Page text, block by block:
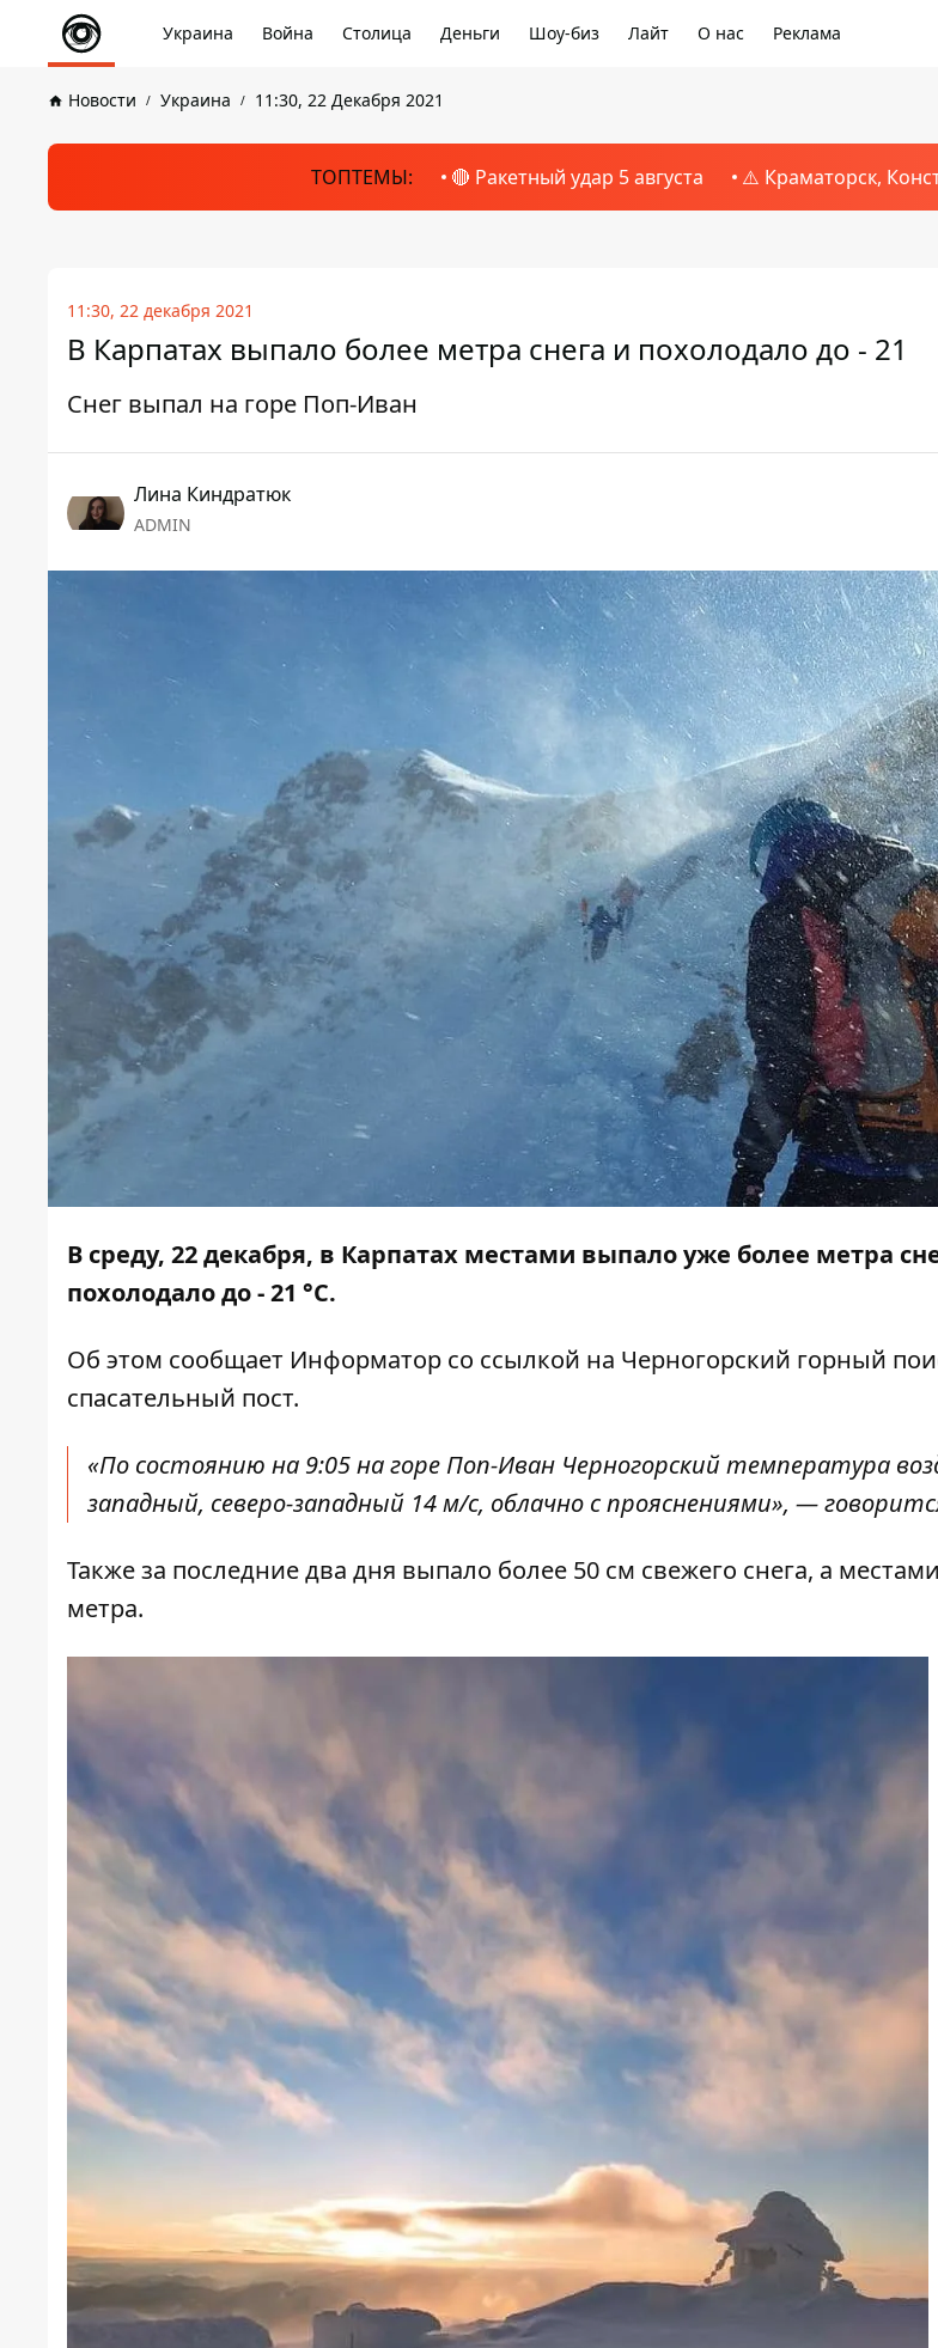
Украина Война Столица Деньги Шоу-биз Лайт О нас Реклама
Новости Украина 11:30, 22 Декабря 2021
ТОПТЕМЫ: 🔴 Ракетный удар 5 августа ⚠️ Краматорск,
11:30, 22 декабря 2021
В Карпатах выпало более метра снега и похолодало до - 21
Снег выпал на горе Поп-Иван
Лина Киндратюк
ADMIN
В среду, 22 декабря, в Карпатах местами выпало уже более метра
похолодало до - 21 °С.
Об этом сообщает Информатор со ссылкой на Черногорский горный
спасательный пост.
«По состоянию на 9:05 на горе Поп-Иван Черногорский температура
западный, северо-западный 14 м/с, облачно с прояснениями», —
Также за последние два дня выпало более 50 см свежего снега, а
метра.